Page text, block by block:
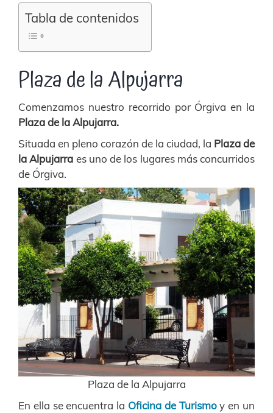
Tabla de contenidos
Plaza de la Alpujarra
Comenzamos nuestro recorrido por Órgiva en la
Plaza de la Alpujarra.
Situada en pleno corazón de la ciudad, la Plaza de
la Alpujarra es uno de los lugares más concurridos
de Órgiva.
Plaza de la Alpujarra
En ella se encuentra la Oficina de Turismoy en un